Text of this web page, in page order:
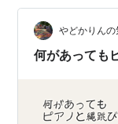
やどかりん
何があっても